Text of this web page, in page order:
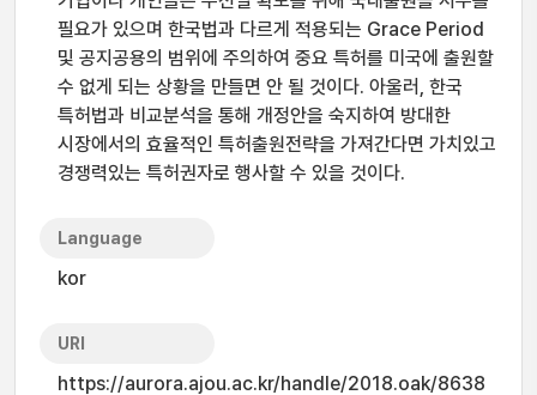
필요가 있으며 한국법과 다르게 적용되는 Grace Period
및 공지공용의 범위에 주의하여 중요 특허를 미국에 출원할
수 없게 되는 상황을 만들면 안 될 것이다. 아울러, 한국
특허법과 비교분석을 통해 개정안을 숙지하여 방대한
시장에서의 효율적인 특허출원전략을 가져간다면 가치있고
경쟁력있는 특허권자로 행사할 수 있을 것이다.
Language
kor
URI
https://aurora.ajou.ac.kr/handle/2018.oak/8638